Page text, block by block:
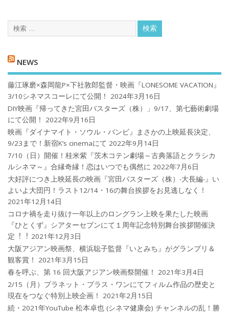
NEWS
藤江琢磨×森岡龍P×下社敦郎監督・映画『LONESOME VACATION』
3/10シネマスコーレにて公開！
2024年3月16日
DIY映画『帰ってきた宮田バスターズ（株）」9/17、第七藝術劇場
にて公開！
2022年9月16日
映画『ダイナマイト・ソウル・バンビ』まさかの上映延長決定、
9/23まで！新宿K’s cinemaにて 2022年9月14日
7/10（日）開催！桂米紫『茨木コテン劇場～古典落語とクラシカ
ルシネマ～』合縁奇縁！恋はいつでも偶然に 2022年7月6日
大好評につき上映延長の映画『宮田バスターズ（株）-大長編-』い
よいよ大団円！ラスト12/14・16の舞台挨拶をお見逃しなく！
2021年12月14日
コロナ禍を⾛り抜け⼀年以上のロングラン上映を果たした映画
『ひとくず』シアターセブンにて１周年記念特別舞台挨拶開催決
定︕︕ 2021年12月3日
大阪アジアン映画祭、横浜聡子監督『いとみち』がグランプリ＆
観客賞！
2021年3月15日
春を呼ぶ、第 16 回大阪アジアン映画祭開催！
2021年3月4日
2/15（月）プラネット・プラス・ワンにてフィルム作品の歴史と
現在をつなぐ特別上映企画！
2021年2月15日
続・2021年YouTube 松本卓也 (シネマ健康会) チャンネルの乱！勝